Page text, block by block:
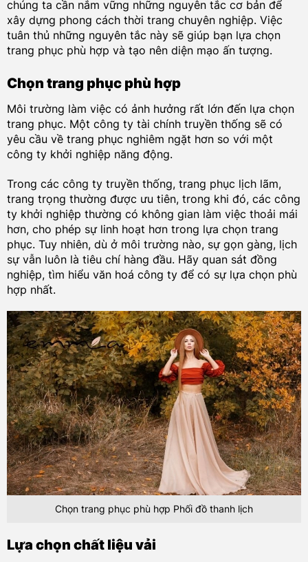
chúng ta cần nắm vững những nguyên tắc cơ bản để
xây dựng phong cách thời trang chuyên nghiệp. Việc
tuân thủ những nguyên tắc này sẽ giúp bạn lựa chọn
trang phục phù hợp và tạo nên diện mạo ấn tượng.
Chọn trang phục phù hợp
Môi trường làm việc có ảnh hưởng rất lớn đến lựa chọn
trang phục. Một công ty tài chính truyền thống sẽ có
yêu cầu về trang phục nghiêm ngặt hơn so với một
công ty khởi nghiệp năng động.
Trong các công ty truyền thống, trang phục lịch lãm,
trang trọng thường được ưu tiên, trong khi đó, các công
ty khởi nghiệp thường có không gian làm việc thoải mái
hơn, cho phép sự linh hoạt hơn trong lựa chọn trang
phục. Tuy nhiên, dù ở môi trường nào, sự gọn gàng, lịch
sự vẫn luôn là tiêu chí hàng đầu. Hãy quan sát đồng
nghiệp, tìm hiểu văn hoá công ty để có sự lựa chọn phù
hợp nhất.
Chọn trang phục phù hợp Phối đồ thanh lịch
Lựa chọn chất liệu vải